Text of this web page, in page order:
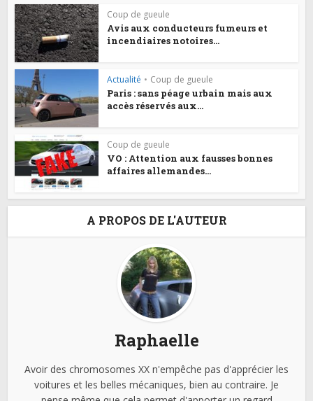
Coup de gueule
Avis aux conducteurs fumeurs et
incendiaires notoires...
Actualité • Coup de gueule
Paris : sans péage urbain mais aux
accès réservés aux...
Coup de gueule
VO : Attention aux fausses bonnes
affaires allemandes...
A PROPOS DE L'AUTEUR
Raphaelle
Avoir des chromosomes XX n'empêche pas d'apprécier les
voitures et les belles mécaniques, bien au contraire. Je